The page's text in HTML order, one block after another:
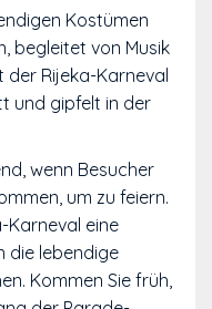
Kostümen
begleitet von Musik
der Rijeka-Karneval
und gipfelt in der
wenn Besucher
um zu feiern.
Karneval eine
die lebendige
Kommen Sie früh,